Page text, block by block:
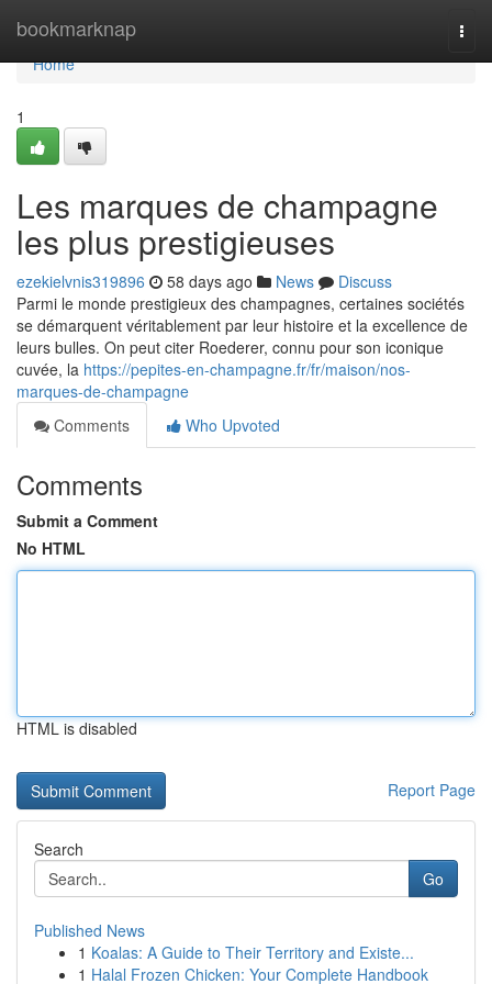
bookmarknap
Home
Home
1
Les marques de champagne
les plus prestigieuses
ezekielvnis319896 58 days ago News
Discuss
Parmi le monde prestigieux des champagnes, certaines sociétés
se démarquent véritablement par leur histoire et la excellence de
leurs bulles. On peut citer Roederer, connu pour son iconique
cuvée, la https://pepites-en-champagne.fr/fr/maison/nos-
marques-de-champagne
Comments
Who Upvoted
Comments
Submit a Comment
No HTML
HTML is disabled
Report Page
Search
Go
Published News
1 Koalas: A Guide to Their Territory and Existe...
1 Halal Frozen Chicken: Your Complete Handbook